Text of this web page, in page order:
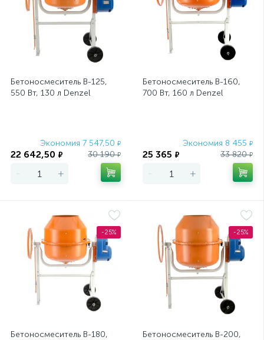
Бетоносмеситель B-125,
550 Вт, 130 л Denzel
Экономия 7 547,50 ₽
22 642,50 ₽ 30 190₽
- +
Бетоносмеситель B-160,
700 Вт, 160 л Denzel
Экономия 8 455 ₽
25 365 ₽ 33 820₽
- +
-25%
Бетоносмеситель B-180,
-25%
Бетоносмеситель B-200,